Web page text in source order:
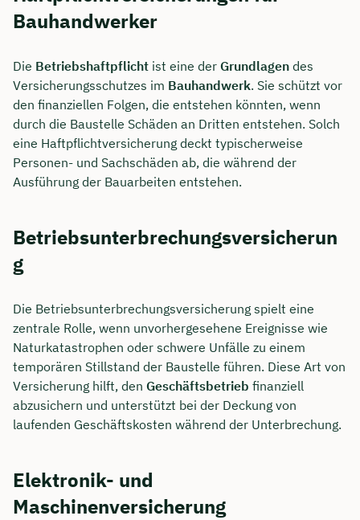
Bauhandwerker
Die Betriebshaftpflicht ist eine der Grundlagen des
Versicherungsschutzes im Bauhandwerk. Sie schützt vor
den finanziellen Folgen, die entstehen könnten, wenn
durch die Baustelle Schäden an Dritten entstehen. Solch
eine Haftpflichtversicherung deckt typischerweise
Personen- und Sachschäden ab, die während der
Ausführung der Bauarbeiten entstehen.
Betriebsunterbrechungsversicherun
g
Die Betriebsunterbrechungsversicherung spielt eine
zentrale Rolle, wenn unvorhergesehene Ereignisse wie
Naturkatastrophen oder schwere Unfälle zu einem
temporären Stillstand der Baustelle führen. Diese Art von
Versicherung hilft, den Geschäftsbetrieb finanziell
abzusichern und unterstützt bei der Deckung von
laufenden Geschäftskosten während der Unterbrechung.
Elektronik- und
Maschinenversicherung
Dauer: ca. 30 Minuten
Kostenfrei & unverbindlich
🗓️ Wählen Sie jetzt Ihren Wunschtermin:
Meeting buchen